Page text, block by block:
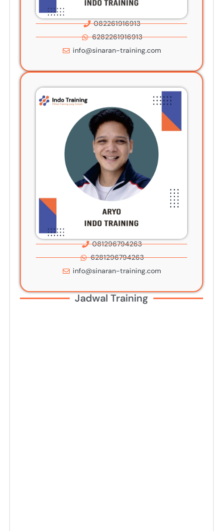
082261916913
6282261916913
info@sinaran-training.com
081296794263
6281296794263
info@sinaran-training.com
Jadwal Training